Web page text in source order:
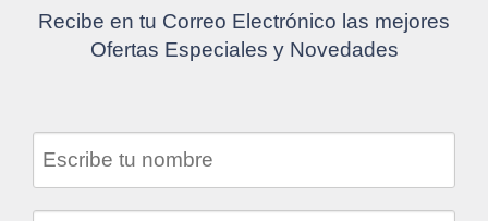
Recibe en tu Correo Electrónico las mejores
Ofertas Especiales y Novedades